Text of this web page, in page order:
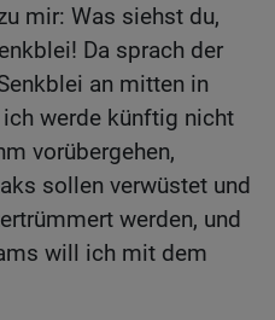
mir: Was siehst du,
Da sprach der
an mitten in
werde künftig nicht
vorübergehen,
sollen verwüstet und
werden, und
will ich mit dem